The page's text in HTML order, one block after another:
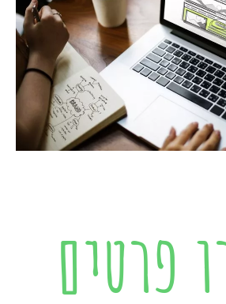
פרטים